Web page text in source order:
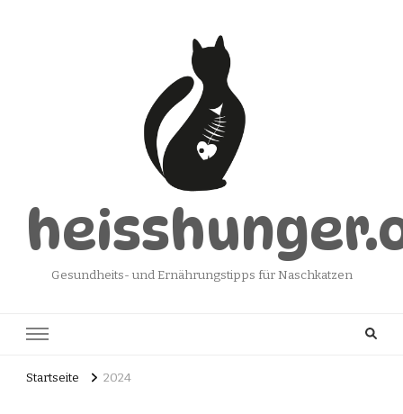
Gesundheits- und Ernährungstipps für Naschkatzen
Startseite 2024